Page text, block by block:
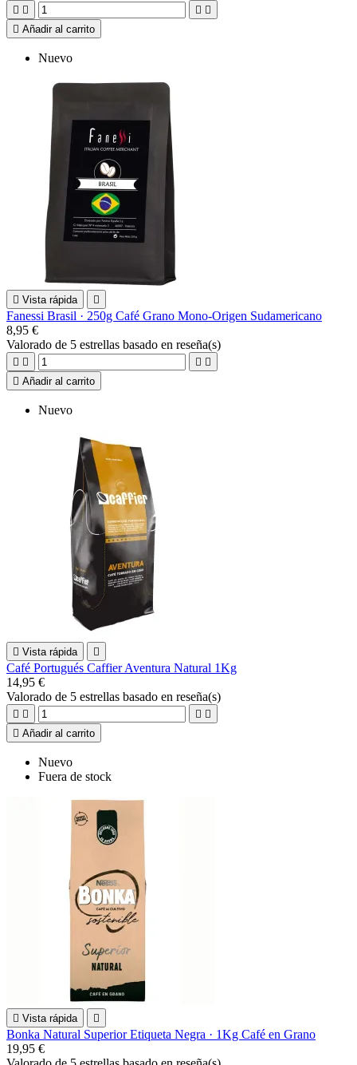
   
 Añadir al carrito
Nuevo
 Vista rápida 
Fanessi Brasil · 250g Café Grano Mono-Origen Sudamericano
8,95 €
Valorado de 5 estrellas basado en reseña(s)
   
 Añadir al carrito
Nuevo
 Vista rápida 
Café Portugués Caffier Aventura Natural 1Kg
14,95 €
Valorado de 5 estrellas basado en reseña(s)
   
 Añadir al carrito
Nuevo
Fuera de stock
 Vista rápida 
Bonka Natural Superior Etiqueta Negra · 1Kg Café en Grano
19,95 €